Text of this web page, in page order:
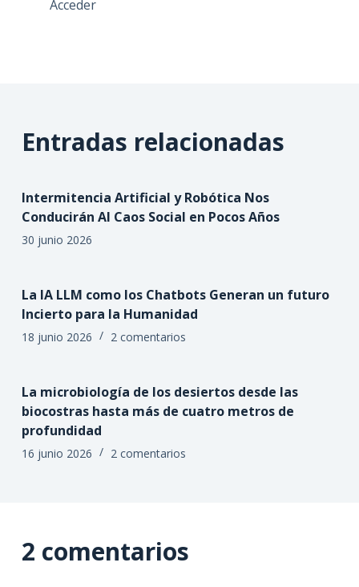
Acceder
Entradas relacionadas
Intermitencia Artificial y Robótica Nos
Conducirán Al Caos Social en Pocos Años
30 junio 2026
La IA LLM como los Chatbots Generan un futuro
Incierto para la Humanidad
18 junio 2026 2 comentarios
La microbiología de los desiertos desde las
biocostras hasta más de cuatro metros de
profundidad
16 junio 2026 2 comentarios
2 comentarios